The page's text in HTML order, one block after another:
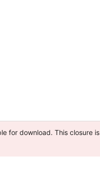
for download. This closure is